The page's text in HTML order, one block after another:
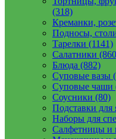
(318)
Креманки,
Подносы,
Тарелки (1141)
Салатники
Блюда (882)
Суповые вазы
Суповые чаши
Соусники (80)
Подставки
Наборы для
Салфетницы и